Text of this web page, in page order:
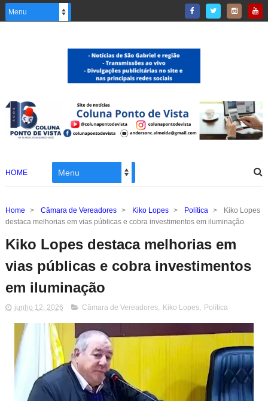
HOME
Home > Câmara de Vereadores > Kiko Lopes > Política >
Kiko Lopes
destaca melhorias em vias públicas e cobra investimentos em iluminação
Kiko Lopes destaca melhorias em
vias públicas e cobra investimentos
em iluminação
junho 12, 2026 Câmara de Vereadores, Kiko Lopes, Política